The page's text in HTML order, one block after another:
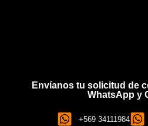
Envíanos tu solicitud de
WhatsApp y
+569 34111984